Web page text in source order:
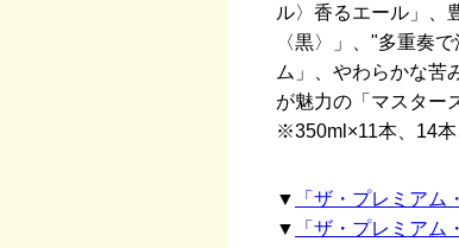
ル〉香るエール」、
〈黒〉」、"多重奏
ム」、やわらかな苦
が魅力の「マスター
※350ml×11本、14本
▼
「ザ・プレミア
▼
「ザ・プレミア